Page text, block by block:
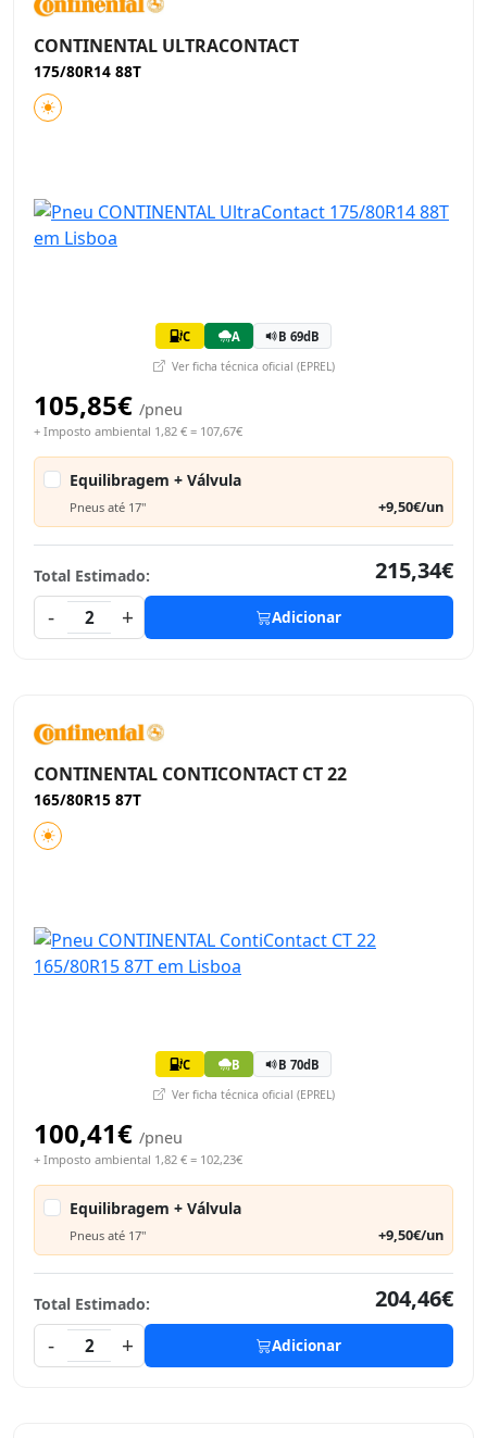
CONTINENTAL ULTRACONTACT
175/80R14 88T
C A B 69dB
Ver ficha técnica oficial (EPREL)
105,85€ /pneu
+ Imposto ambiental 1,82 € = 107,67€
Equilibragem + Válvula
Pneus até 17" +9,50€/un
Total Estimado:
215,34€
-
2 + Adicionar
CONTINENTAL CONTICONTACT CT 22
165/80R15 87T
C B B 70dB
Ver ficha técnica oficial (EPREL)
100,41€ /pneu
+ Imposto ambiental 1,82 € = 102,23€
Equilibragem + Válvula
Pneus até 17" +9,50€/un
Total Estimado:
204,46€
-
2 + Adicionar